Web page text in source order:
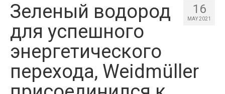
Производители
Рынки
Сертификаты
Новости
Контакты
16
MAY 2021
Зеленый водород
для успешного
энергетического
перехода, Weidmüller